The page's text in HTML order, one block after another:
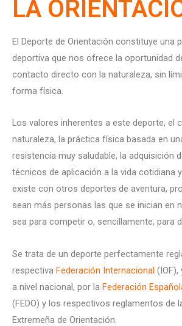
LA
El Deporte de Orientación constituye una
deportiva que nos ofrece la oportunidad
contacto directo con la naturaleza, sin
forma física.
Los valores inherentes a este deporte, el
naturaleza, la práctica física basada en
resistencia muy saludable, la adquisición
técnicos de aplicación a la vida cotidiana
existe con otros deportes de aventura,
sean más personas las que se inician en
sea para competir o, sencillamente, para
Se trata de un deporte perfectamente
respectiva Federación Internacional
a nivel nacional, por la Federación
(FEDO) y los respectivos reglamentos de
Extremeña de Orientación.